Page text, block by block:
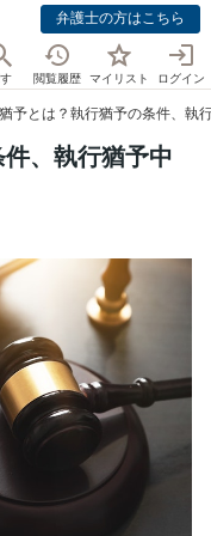
弁護士の方はこちら
閲覧履歴 マイリスト ログイン
予とは？執行猶予の条件、執
、執行猶予中